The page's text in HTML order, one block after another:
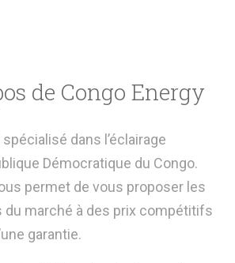
de Congo Energy
dans l’éclairage
Démocratique du Congo.
permet de vous proposer les
du marché à des prix compétitifs
garantie.